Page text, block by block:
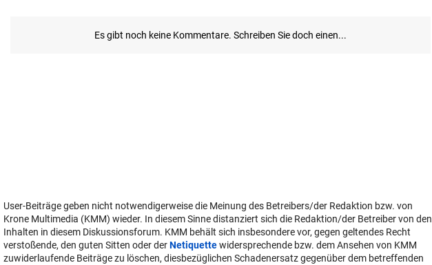
User-Beiträge geben nicht notwendigerweise die Meinung des Betreibers/der Redaktion bzw. von
Krone Multimedia (KMM) wieder. In diesem Sinne distanziert sich die Redaktion/der Betreiber von den
Inhalten in diesem Diskussionsforum. KMM behält sich insbesondere vor, gegen geltendes Recht
verstoßende, den guten Sitten oder derNetiquettewidersprechende bzw. dem Ansehen von KMM
zuwiderlaufende Beiträge zu löschen, diesbezüglichen Schadenersatz gegenüber dem betreffenden